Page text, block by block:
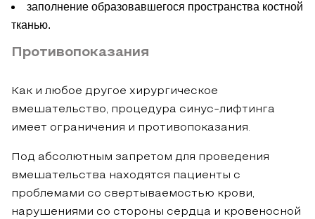
заполнение образовавшегося пространства костной
тканью.
Противопоказания
Как и любое другое хирургическое
вмешательство, процедура синус-лифтинга
имеет ограничения и противопоказания.
Под абсолютным запретом для проведения
вмешательства находятся пациенты с
проблемами со свертываемостью крови,
нарушениями со стороны сердца и кровеносной